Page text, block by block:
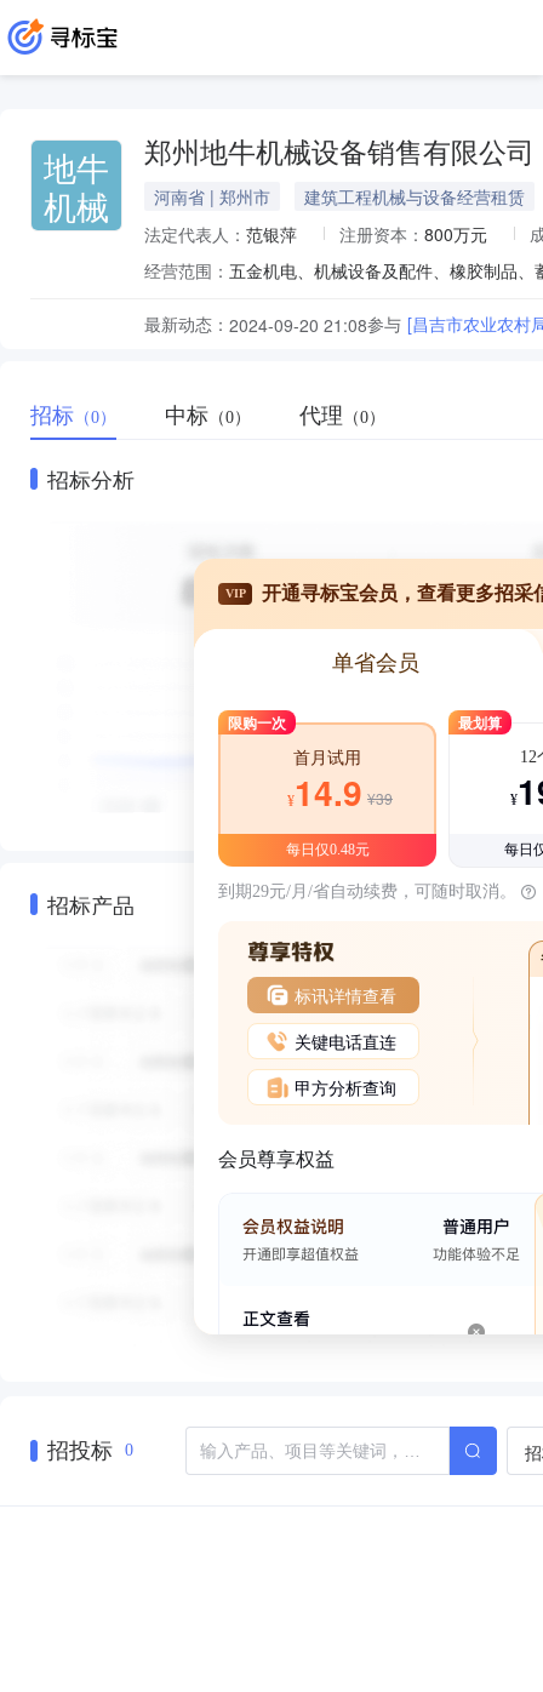
地牛
机械
郑州地牛机械设备销售有限公司
河南省 | 郑州市
建筑工程机械与设备经营租赁
法定代表人： 范银萍 注册资本： 800万元
经营范围： 五金机电、机械设备及配件、橡胶制品
最新动态： 2024-09-20 21:08参与 [昌吉市农业农村
招标 （0） 中标 （0） 代理 （0）
招标分析
招标产品
VIP 开通寻标宝会员，查看更多招采
单省会员
限购一次
首月试用
¥14.9 ¥39
每日仅0.48元
最划算
12
¥
每日
到期29元/月/省自动续费，可随时取消。
标讯详情查看
关键电话直连
甲方分析查询
会员尊享权益
招投标 0